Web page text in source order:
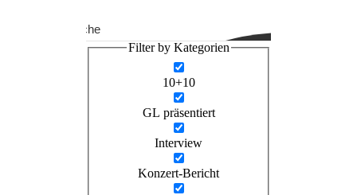
Suche
Filter by Kategorien
10+10
GL präsentiert
Interview
Konzert-Bericht